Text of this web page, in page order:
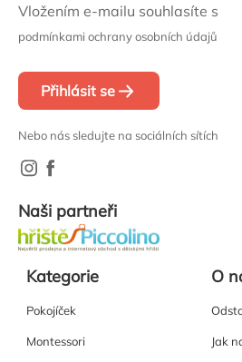
Vložením e-mailu souhlasíte s
podmínkami ochrany osobních údajů
Přihlásit se
Nebo nás sledujte na sociálních sítích
Naši partneři
Kategorie
Pokojíček
Montessori
O
Jak